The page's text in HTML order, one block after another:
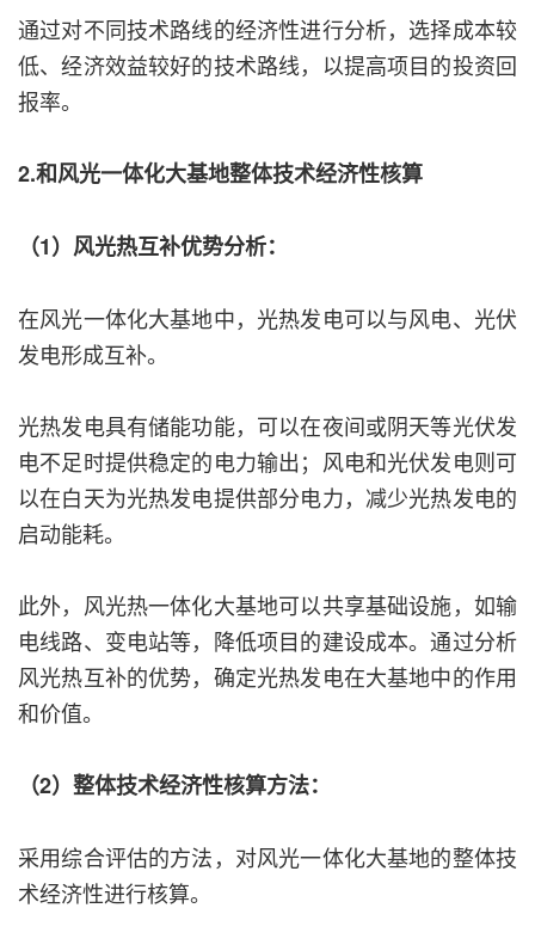
通过对不同技术路线的经济性进行分析，选择成本较
低、经济效益较好的技术路线，以提高项目的投资回
报率。
2.和风光一体化大基地整体技术经济性核算
（1）风光热互补优势分析：
在风光一体化大基地中，光热发电可以与风电、光伏
发电形成互补。
光热发电具有储能功能，可以在夜间或阴天等光伏发
电不足时提供稳定的电力输出；风电和光伏发电则可
以在白天为光热发电提供部分电力，减少光热发电的
启动能耗。
此外，风光热一体化大基地可以共享基础设施，如输
电线路、变电站等，降低项目的建设成本。通过分析
风光热互补的优势，确定光热发电在大基地中的作用
和价值。
（2）整体技术经济性核算方法：
采用综合评估的方法，对风光一体化大基地的整体技
术经济性进行核算。